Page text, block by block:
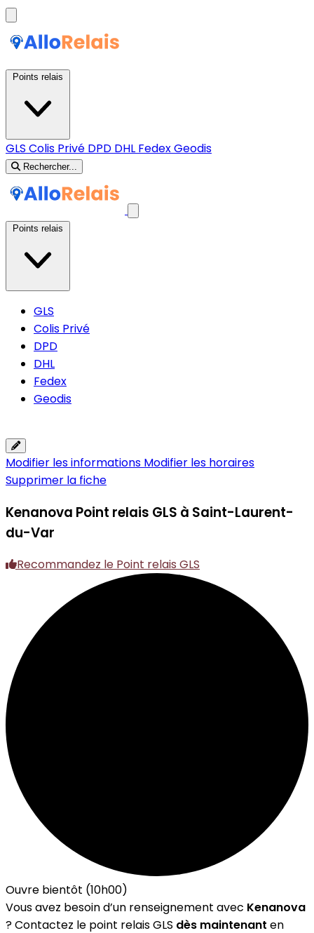
GLS Colis Privé DPD DHL FedexGeodis
Rechercher...
GLS
Colis Privé
DPD
DHL
Fedex
Geodis
Modifier les informations Modifier les horaires
Supprimer la fiche
Kenanova Point relais GLS à Saint-Laurent-
du-Var
Recommandez le Point relais GLS
Ouvre bientôt (10h00)
Vous avez besoin d’un renseignement avec Kenanova
? Contactez le point relais GLS dès maintenant en